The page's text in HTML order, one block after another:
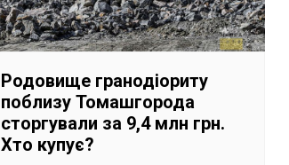
Родовище гранодіориту
поблизу Томашгорода
сторгували за 9,4 млн грн.
Хто купує?